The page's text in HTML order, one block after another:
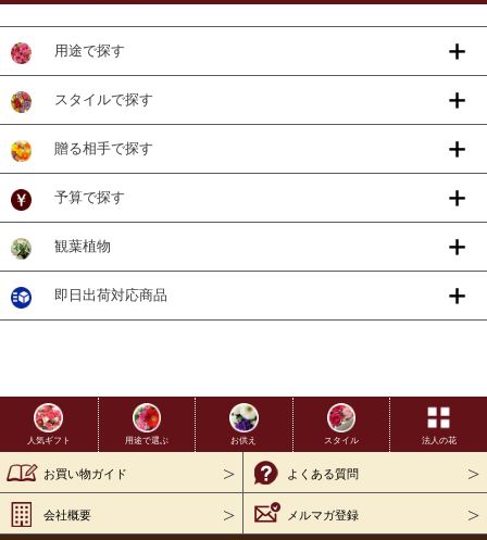
用途で探す
スタイルで探す
贈る相手で探す
予算で探す
観葉植物
即日出荷対応商品
人気ギフト 用途で選ぶ お供え スタイル 法人の花
お買い物ガイド よくある質問
会社概要 メルマガ登録